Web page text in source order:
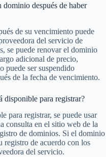
después de haber
de su vencimiento puede
del servicio de
se puede renovar el dominio
adicional de precio,
puede ser suspendido
de la fecha de vencimiento.
disponible para registrar?
para registrar, se puede usar
consulta en el sitio web de la
de dominios. Si el dominio
registro de acuerdo con los
del servicio.